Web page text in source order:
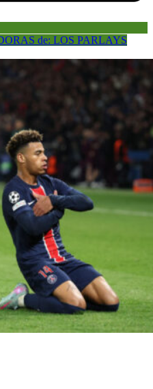
de: LOS PARLAYS